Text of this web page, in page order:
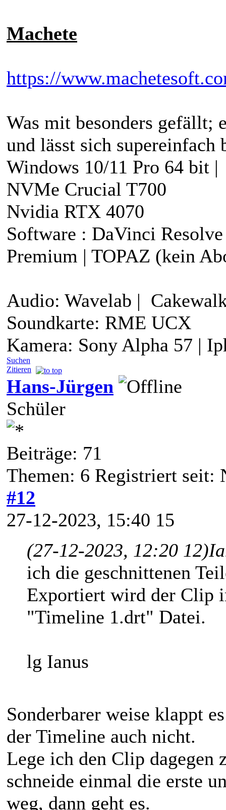
Machete
https://
Was mit besonders gefällt;
und lässt sich supereinfach
Windows 10/11 Pro 64 bit
NVMe Crucial T700
Nvidia RTX 4070
Software : DaVinci
Premium | TOPAZ (kein
Audio: Wavelab |
Soundkarte: RME UCX
Kamera: Sony Alpha 57 |
Suchen
Zitieren
Hans-Jürgen
Schüler
Beiträge: 71
Themen: 6 Registriert seit:
#12
27-12-2023, 15:40 15
(27-12-2023, 12:20 12)
ich die geschnittenen
Exportiert wird der Clip
"Timeline 1.drt" Datei.
lg Ianus
Sonderbarer weise klappt
der Timeline auch nicht.
Lege ich den Clip
schneide einmal die erste
weg, dann geht es.